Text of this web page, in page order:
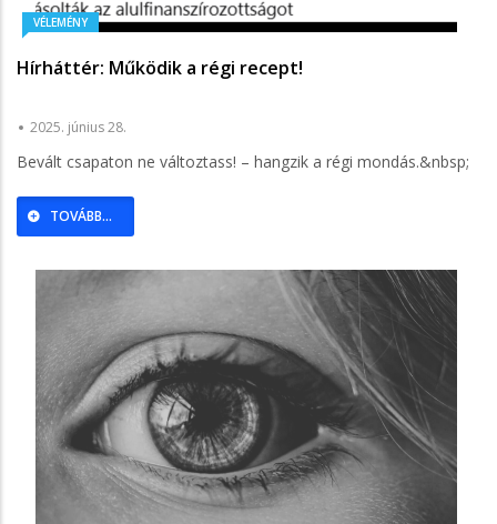
VÉLEMÉNY
Hírháttér: Működik a régi recept!
2025. június 28.
Bevált csapaton ne változtass! – hangzik a régi mondás.&nbsp;
TOVÁBB...